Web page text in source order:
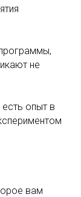
не
опыт в
вам